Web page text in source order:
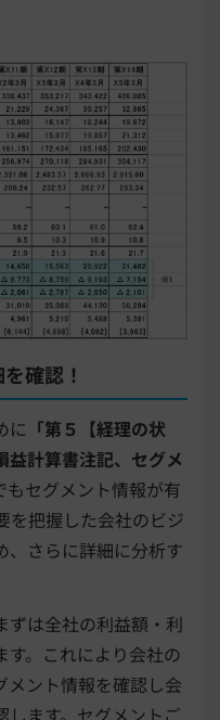
確認！
に 「第５【経理の状
計算書注記、セグメ
もセグメント情報が有
を把握した会社のビジ
、さらに詳細に分析す
ずは全社の利益額・利
。これにより会社の
メント情報を確認し会